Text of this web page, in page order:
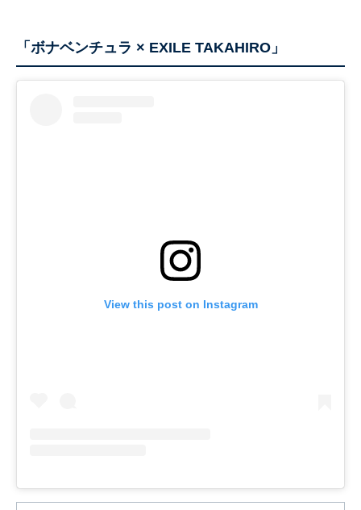
「ボナベンチュラ × EXILE TAKAHIRO」
View this post on Instagram